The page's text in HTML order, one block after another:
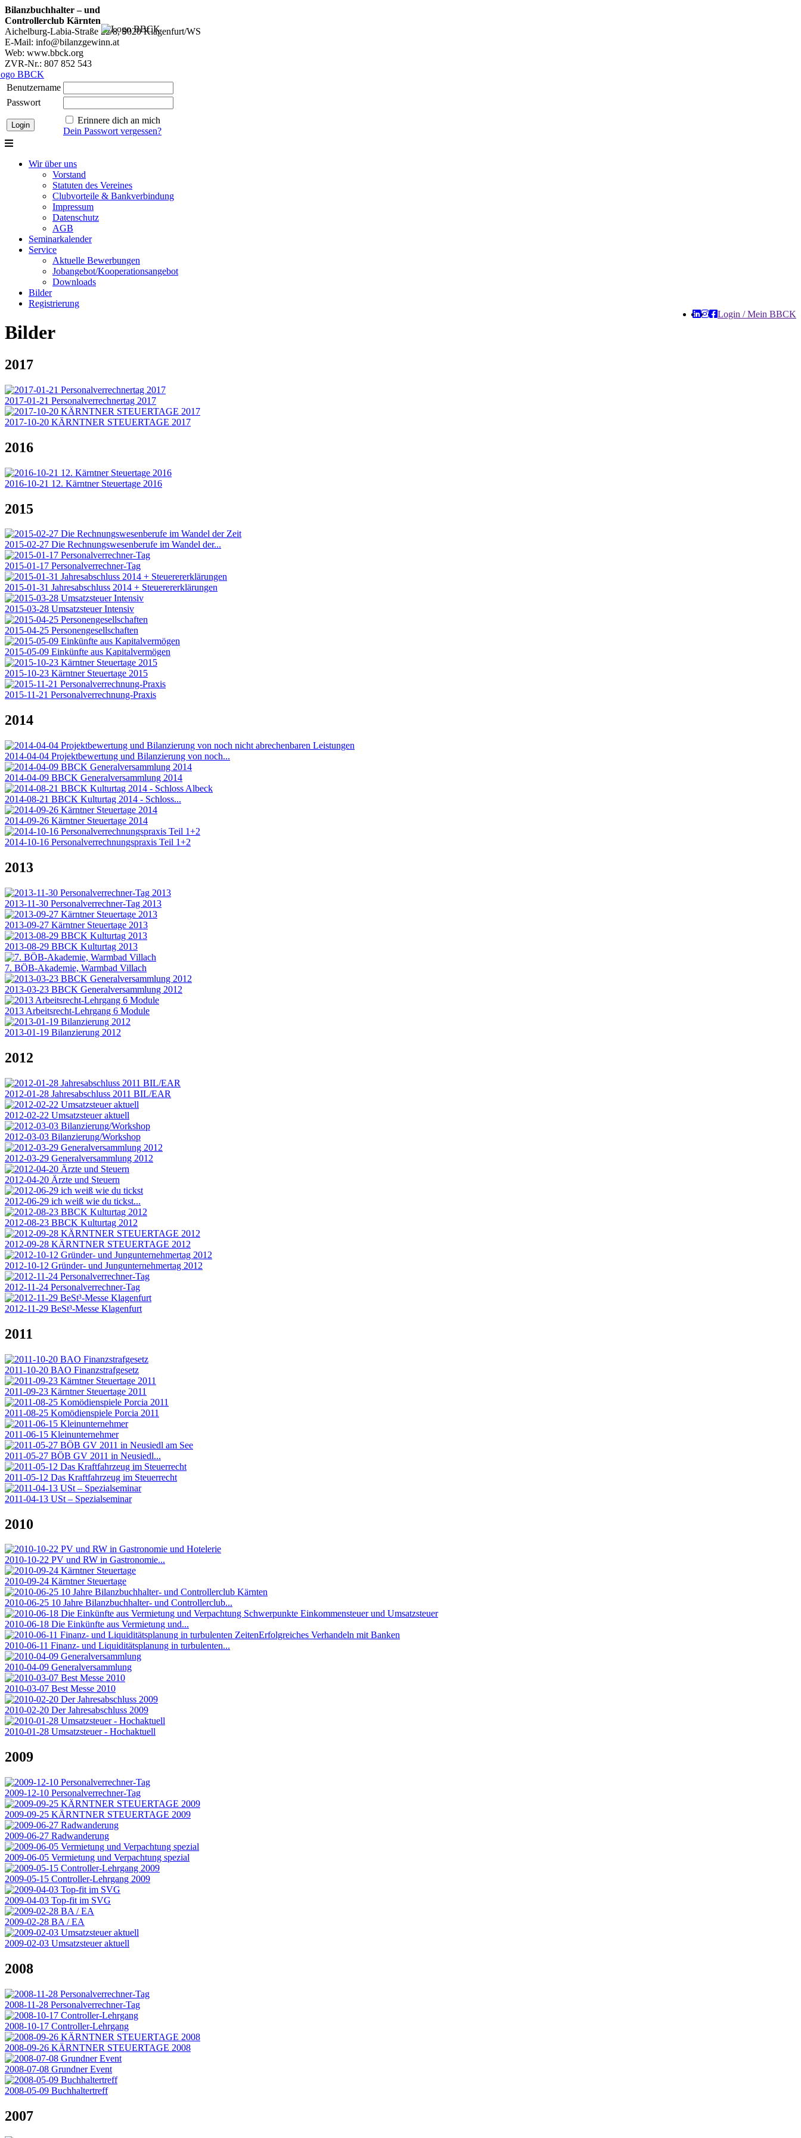
Bilanzbuchhalter – und
Controllerclub Kärnten
Aichelburg-Labia-Straße 22/8, 9020 Klagenfurt/WS
E-Mail: info@bilanzgewinn.at
Web: www.bbck.org
ZVR-Nr.: 807 852 543
Benutzername
Passwort
Erinnere dich an mich
Dein Passwort vergessen?
Wir über uns
Vorstand
Statuten des Vereines
Clubvorteile & Bankverbindung
Impressum
Datenschutz
AGB
Seminarkalender
Service
Aktuelle Bewerbungen
Jobangebot/Kooperationsangebot
Downloads
Bilder
Registrierung
Login / Mein BBCK
Bilder
2017
2017-01-21 Personalverrechnertag 2017
2017-10-20 KÄRNTNER STEUERTAGE 2017
2016
2016-10-21 12. Kärntner Steuertage 2016
2015
2015-02-27 Die Rechnungswesenberufe im Wandel der...
2015-01-17 Personalverrechner-Tag
2015-01-31 Jahresabschluss 2014 + Steuerererklärungen
2015-03-28 Umsatzsteuer Intensiv
2015-04-25 Personengesellschaften
2015-05-09 Einkünfte aus Kapitalvermögen
2015-10-23 Kärntner Steuertage 2015
2015-11-21 Personalverrechnung-Praxis
2014
2014-04-04 Projektbewertung und Bilanzierung von noch...
2014-04-09 BBCK Generalversammlung 2014
2014-08-21 BBCK Kulturtag 2014 - Schloss...
2014-09-26 Kärntner Steuertage 2014
2014-10-16 Personalverrechnungspraxis Teil 1+2
2013
2013-11-30 Personalverrechner-Tag 2013
2013-09-27 Kärntner Steuertage 2013
2013-08-29 BBCK Kulturtag 2013
7. BÖB-Akademie, Warmbad Villach
2013-03-23 BBCK Generalversammlung 2012
2013 Arbeitsrecht-Lehrgang 6 Module
2013-01-19 Bilanzierung 2012
2012
2012-01-28 Jahresabschluss 2011 BIL/EAR
2012-02-22 Umsatzsteuer aktuell
2012-03-03 Bilanzierung/Workshop
2012-03-29 Generalversammlung 2012
2012-04-20 Ärzte und Steuern
2012-06-29 ich weiß wie du tickst...
2012-08-23 BBCK Kulturtag 2012
2012-09-28 KÄRNTNER STEUERTAGE 2012
2012-10-12 Gründer- und Jungunternehmertag 2012
2012-11-24 Personalverrechner-Tag
2012-11-29 BeSt³-Messe Klagenfurt
2011
2011-10-20 BAO Finanzstrafgesetz
2011-09-23 Kärntner Steuertage 2011
2011-08-25 Komödienspiele Porcia 2011
2011-06-15 Kleinunternehmer
2011-05-27 BÖB GV 2011 in Neusiedl...
2011-05-12 Das Kraftfahrzeug im Steuerrecht
2011-04-13 USt – Spezialseminar
2010
2010-10-22 PV und RW in Gastronomie...
2010-09-24 Kärntner Steuertage
2010-06-25 10 Jahre Bilanzbuchhalter- und Controllerclub...
2010-06-18 Die Einkünfte aus Vermietung und...
2010-06-11 Finanz- und Liquiditätsplanung in turbulenten...
2010-04-09 Generalversammlung
2010-03-07 Best Messe 2010
2010-02-20 Der Jahresabschluss 2009
2010-01-28 Umsatzsteuer - Hochaktuell
2009
2009-12-10 Personalverrechner-Tag
2009-09-25 KÄRNTNER STEUERTAGE 2009
2009-06-27 Radwanderung
2009-06-05 Vermietung und Verpachtung spezial
2009-05-15 Controller-Lehrgang 2009
2009-04-03 Top-fit im SVG
2009-02-28 BA / EA
2009-02-03 Umsatzsteuer aktuell
2008
2008-11-28 Personalverrechner-Tag
2008-10-17 Controller-Lehrgang
2008-09-26 KÄRNTNER STEUERTAGE 2008
2008-07-08 Grundner Event
2008-05-09 Buchhaltertreff
2007